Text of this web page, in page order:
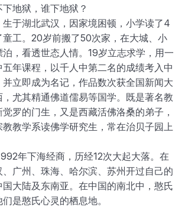
地狱，谁下地狱？
于湖北武汉，因家境困顿，小学读了4
工。20岁前搬了50次家，在大城、小
，看透世态人情。19岁立志求学，用一
年课程，以千人中第二名的成绩考入中
立即成为名记，作品数次获全国新闻大
尤其精通佛道儒易等国学。既是著名教
罗的门生，又是西藏活佛洛桑的弟子，
教学系读佛学研究生，常在治贝子园上
年下海经商，历经12次大起大落。在
广州、珠海、哈尔滨、苏州开过自己的
大陆及东南亚。在中国的南北中，憨氏
是憨氏心灵的栖息地。